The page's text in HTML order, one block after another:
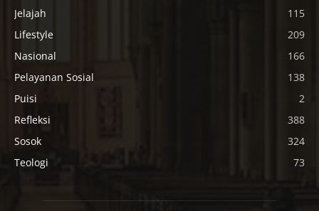
Jelajah
115
Lifestyle
209
Nasional
166
Pelayanan Sosial
138
Puisi
2
Refleksi
388
Sosok
324
Teologi
73